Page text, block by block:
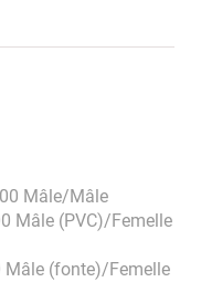
Mâle/Mâle
Mâle (PVC)/Femelle
Mâle (fonte)/Femelle